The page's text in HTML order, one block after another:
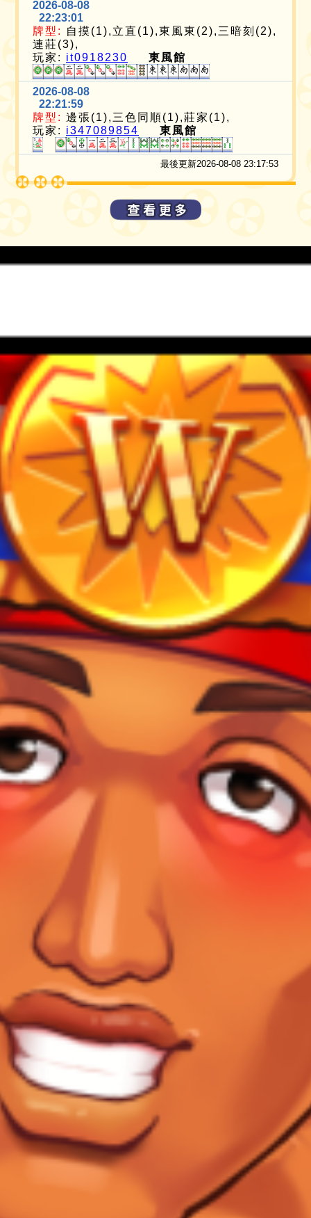
2026-08-08
22:23:01
牌型:
自摸(1),立直(1),東風東(2),三暗刻(2),
連莊(3),
玩家: it0918230 東風館
2026-08-08
22:21:59
牌型: 邊張(1),三色同順(1),莊家(1),
玩家: i347089854 東風館
最後更新2026-08-08 23:17:53